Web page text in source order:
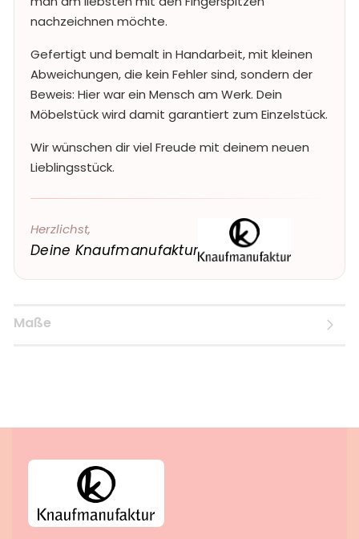
nachzeichnen möchte.
Gefertigt und bemalt in Handarbeit, mit kleinen
Abweichungen, die kein Fehler sind, sondern der
Beweis: Hier war ein Mensch am Werk. Dein
Möbelstück wird damit garantiert zum Einzelstück.
Wir wünschen dir viel Freude mit deinem neuen
Lieblingsstück.
Herzlichst,
Deine Knaufmanufaktur
Maße